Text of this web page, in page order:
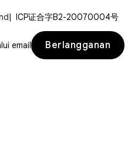
ICP证合字B2-20070004号
email
Berlangganan